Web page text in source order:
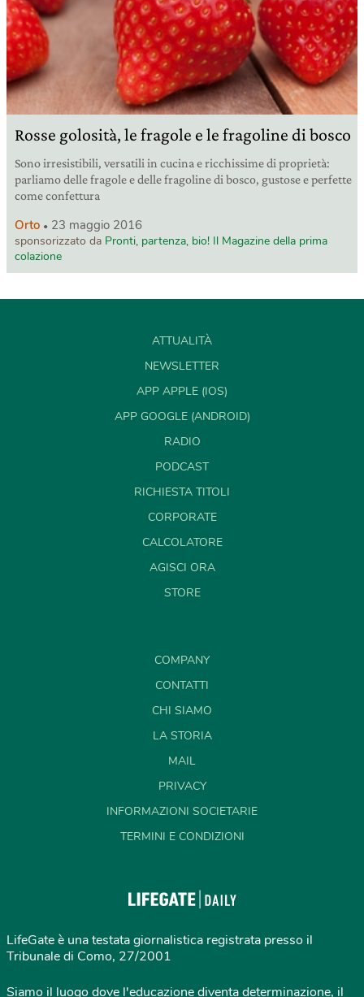
Rosse golosità, le fragole e le fragoline di bosco
Sono irresistibili, versatili in cucina e ricchissime di proprietà:
parliamo delle fragole e delle fragoline di bosco, gustose e perfette
come confettura
Orto 23 maggio 2016
sponsorizzato da Pronti, partenza, bio! Il Magazine della prima
colazione
ATTUALITÀ
NEWSLETTER
APP APPLE (IOS)
APP GOOGLE (ANDROID)
RADIO
PODCAST
RICHIESTA TITOLI
CORPORATE
CALCOLATORE
AGISCI ORA
STORE
COMPANY
CONTATTI
CHI SIAMO
LA STORIA
MAIL
PRIVACY
INFORMAZIONI SOCIETARIE
TERMINI E CONDIZIONI
LifeGate è una testata giornalistica registrata presso il
Tribunale di Como, 27/2001
Siamo il luogo dove l'educazione diventa determinazione, il